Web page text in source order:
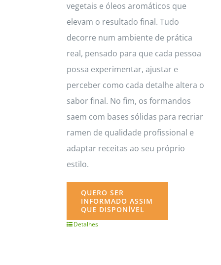
vegetais e óleos aromáticos que
elevam o resultado final. Tudo
decorre num ambiente de prática
real, pensado para que cada pessoa
possa experimentar, ajustar e
perceber como cada detalhe altera o
sabor final. No fim, os formandos
saem com bases sólidas para recriar
ramen de qualidade profissional e
adaptar receitas ao seu próprio
estilo.
QUERO SER
INFORMADO ASSIM
QUE DISPONÍVEL
Detalhes